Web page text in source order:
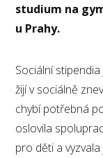
studium na
u Prahy.
Sociální
žijí v sociálně
chybí potřebná
oslovila
pro děti a